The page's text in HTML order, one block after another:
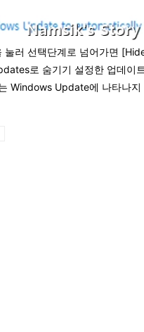
눌러 선택단계로 넘어가면
로 숨기기 설정한 업데이
Windows Update에 나타나지